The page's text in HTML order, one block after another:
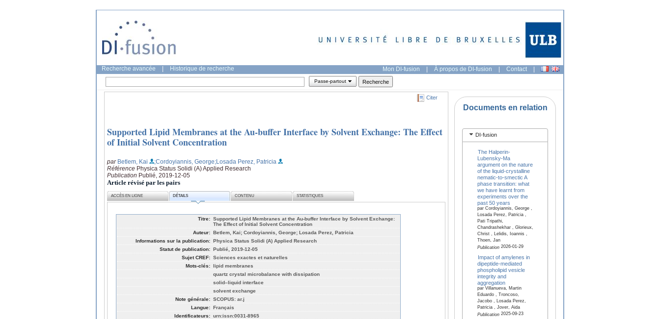
Recherche avancée Historique de recherche Mon DI-fusion | À propos de DI-fusion | Contact |
Passe-partout
Citer
Supported Lipid Membranes at the Au‐buffer Interface by Solvent Exchange: The Effect
of Initial Solvent Concentration
par Betlem, Kai ;Cordoyiannis, George;Losada Perez, Patricia
Référence Physica Status Solidi (A) Applied Research
Publication Publié, 2019-12-05
Article révisé par les pairs
ACCÈS EN LIGNE DÉTAILS CONTENU STATISTIQUES
Titre: Supported Lipid Membranes at the Au‐buffer Interface by Solvent Exchange:
The Effect of Initial Solvent Concentration
Auteur: Betlem, Kai; Cordoyiannis, George; Losada Perez, Patricia
Informations sur la publication: Physica Status Solidi (A) Applied Research
Statut de publication: Publié, 2019-12-05
Sujet CREF: Sciences exactes et naturelles
Mots-clés: lipid membranes
quartz crystal microbalance with dissipation
solid–liquid interface
solvent exchange
Note générale: SCOPUS: ar.j
Langue: Français
Identificateurs: urn:issn:0031-8965
Documents en relation
DI-fusion
The Halperin-
Lubensky-Ma
argument on the nature
of the liquid-crystalline
nematic-to-smectic A
phase transition: what
we have learnt from
experiments over the
past 50 years
par Cordoyiannis, George ,
Losada Perez, Patricia ,
Pati Tripathi,
Chandrashekhar , Glorieux,
Christ , Lelidis, Ioannis ,
Thoen, Jan
Publication2026-01-29
Impact of amylenes in
dipeptide-mediated
phospholipid vesicle
integrity and
aggregation
par Villanueva, Martin
Eduardo , Troncoso,
Jacobo , Losada Perez,
Patricia , Jover, Aida
Publication2025-09-23